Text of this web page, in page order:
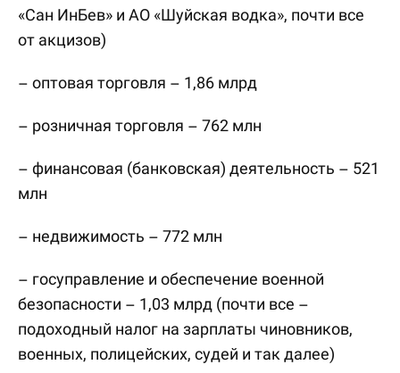
«Сан ИнБев» и АО «Шуйская водка», почти все
от акцизов)
– оптовая торговля – 1,86 млрд
– розничная торговля – 762 млн
– финансовая (банковская) деятельность – 521
млн
– недвижимость – 772 млн
– госуправление и обеспечение военной
безопасности – 1,03 млрд (почти все –
подоходный налог на зарплаты чиновников,
военных, полицейских, судей и так далее)